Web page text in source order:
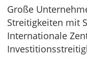
Große
Streitigkeiten mit
Internationale